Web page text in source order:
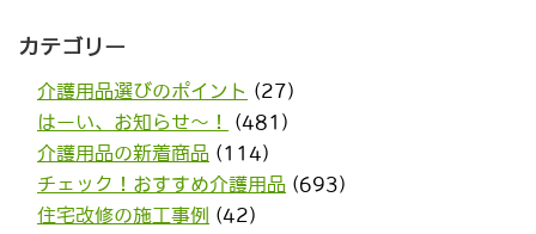
カテゴリー
介護用品選びのポイント (27)
はーい、お知らせ〜！
(481)
介護用品の新着商品 (114)
チェック！おすすめ介護用品 (693)
住宅改修の施工事例 (42)